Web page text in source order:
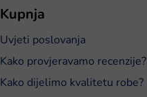
Kupnja
Uvjeti poslovanja
Kako provjeravamo recenzije?
Kako dijelimo kvalitetu robe?